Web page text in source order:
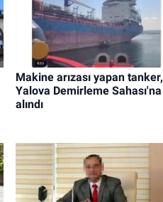
Makine arızası yapan tanker,
Yalova Demirleme Sahası'na
alındı